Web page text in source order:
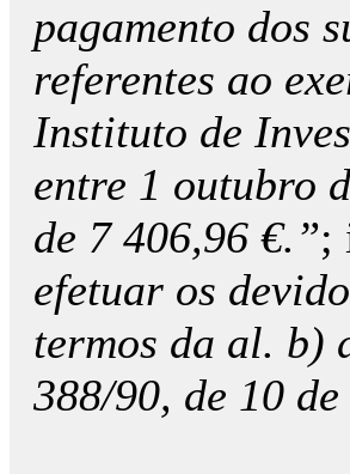
pagamento dos
referentes ao
Instituto de
entre 1 outubro
de 7 406,96 €.”;
efetuar os
termos da al. b)
388/90, de 10